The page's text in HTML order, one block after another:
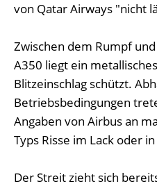
von Qatar Airways "nicht
Zwischen dem Rumpf
A350 liegt ein
Blitzeinschlag schützt.
Betriebsbedingungen
Angaben von Airbus an
Typs Risse im Lack oder
Der Streit zieht sich